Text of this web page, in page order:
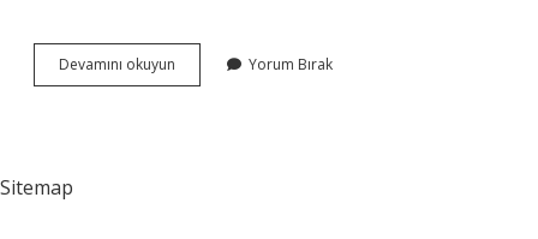
Devamını okuyun
Baba
Yorum Bırak
Sitemap